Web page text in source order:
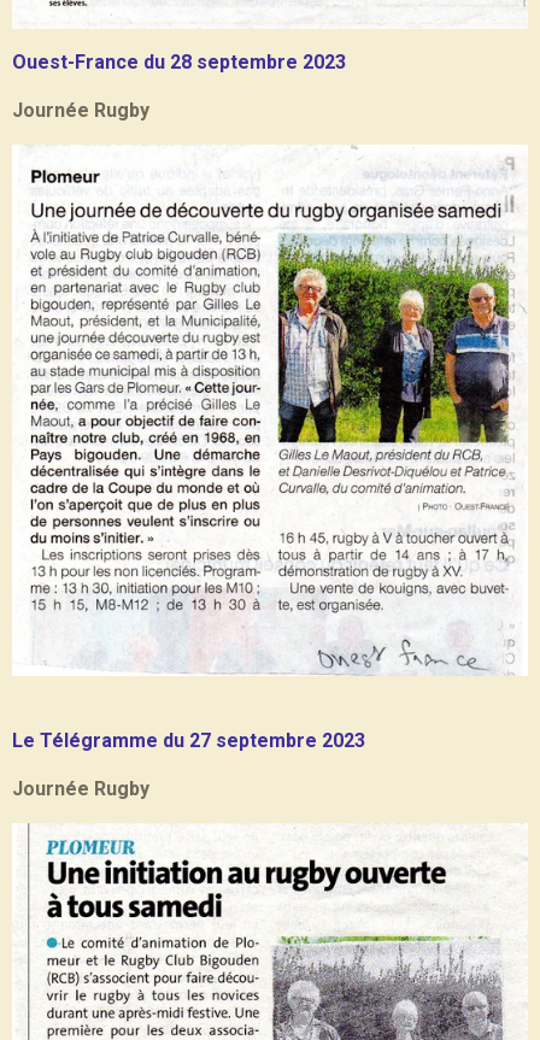
Ouest-France du 28 septembre 2023
Journée Rugby
Le Télégramme du 27 septembre 2023
Journée Rugby